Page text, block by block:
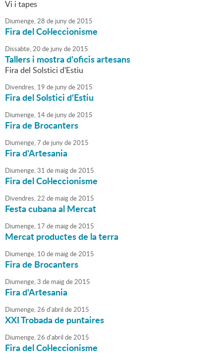
Vi i tapes
Diumenge,28 de junyde2015
Fira del Col·leccionisme
Dissabte,20 de junyde2015
Tallers i mostra d'oficis artesans
Fira del Solstici d'Estiu
Divendres, 19 de junyde2015
Fira del Solstici d'Estiu
Diumenge, 14de junyde2015
Fira de Brocanters
Diumenge,7 de junyde2015
Fira d'Artesania
Diumenge,31 de maigde2015
Fira del Col·leccionisme
Divendres,22 de maigde2015
Festa cubana al Mercat
Diumenge, 17 de maigde2015
Mercat productes de la terra
Diumenge, 10 de maigde2015
Fira de Brocanters
Diumenge,3 de maigde2015
Fira d'Artesania
Diumenge,26 d'abril de2015
XXI Trobada de puntaires
Diumenge,26 d'abril de2015
Fira del Col·leccionisme